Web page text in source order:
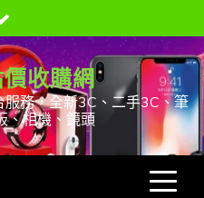
收購網
務，全新3C、二手3C、筆
、相機、鏡頭